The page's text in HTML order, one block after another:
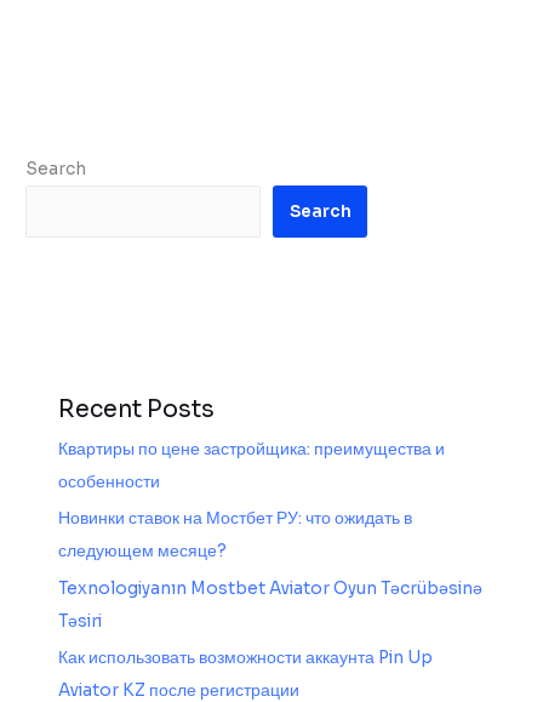
Search
Search
Recent Posts
Квартиры по цене застройщика: преимущества и
особенности
Новинки ставок на Мостбет РУ: что ожидать в
следующем месяце?
Texnologiyanın Mostbet Aviator Oyun Təcrübəsinə
Təsiri
Как использовать возможности аккаунта Pin Up
Aviator KZ после регистрации